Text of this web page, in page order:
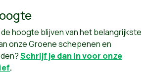
hoogte blijven van het belangrijkste
onze Groene schepenen en
Schrijf je dan in voor onze
.